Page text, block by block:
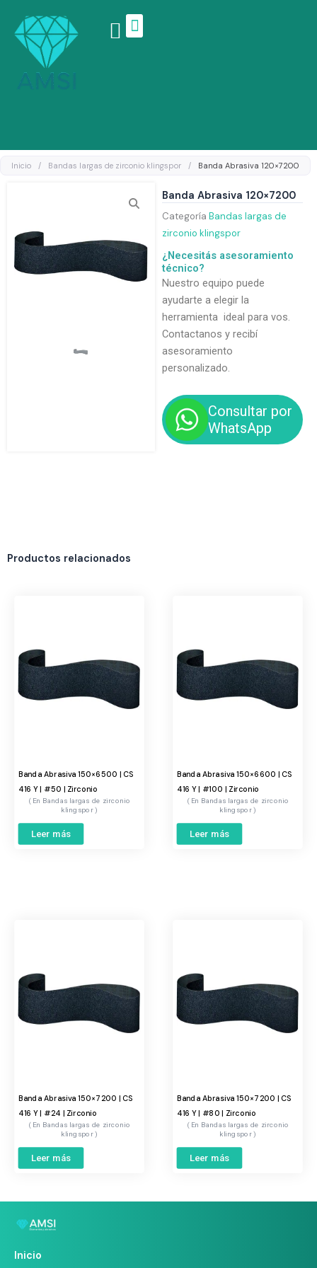
contenido
Inicio / Bandas largas de zirconio klingspor / Banda Abrasiva 120×7200
Banda Abrasiva 120×7200
Categoría Bandas largas de
zirconio klingspor
¿Necesitás asesoramiento
técnico?
Nuestro equipo puede
ayudarte a elegir la
herramienta ideal para vos.
Contactanos y recibí
asesoramiento
personalizado.
Consultar por
WhatsApp
Productos relacionados
Banda Abrasiva 150×6500 | CS
416 Y | #50 | Zirconio
Bandas largas de zirconio
klingspor
Leer más
Banda Abrasiva 150×6600 | CS
416 Y | #100 | Zirconio
Bandas largas de zirconio
klingspor
Leer más
Banda Abrasiva 150×7200 | CS
416 Y | #24 | Zirconio
Bandas largas de zirconio
klingspor
Leer más
Banda Abrasiva 150×7200 | CS
416 Y | #80 | Zirconio
Bandas largas de zirconio
klingspor
Leer más
Inicio